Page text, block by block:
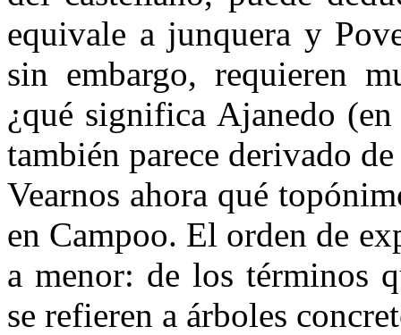
equivale a junquera y
sin embargo, requieren
¿qué significa Ajanedo
también parece derivado
Vearnos ahora qué
en Campoo. El orden de
a menor: de los términos
se refieren a árboles